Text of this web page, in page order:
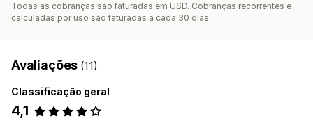
Todas as cobranças são faturadas em USD. Cobranças recorrentes e
calculadas por uso são faturadas a cada 30 dias.
Avaliações (11)
Classificação geral
4,1